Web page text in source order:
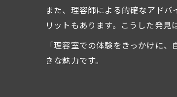
また、理容師による的確なアド
リットもあります。こうした発見
「理容室での体験をきっかけに
きな魅力です。